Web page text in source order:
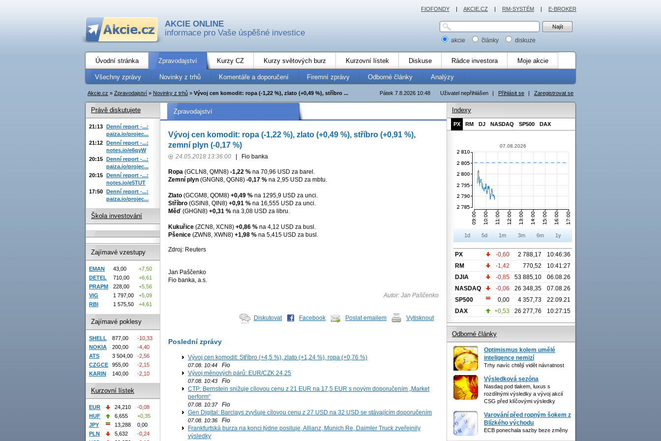
AKCIE ONLINE
informace pro Vaše úspěšné investice
akcie články diskuze
Úvodní stránka Zpravodajství Kurzy CZ Kurzy světových burz Kurzovní lístek Diskuse Rádce investora Moje akcie
Všechny zprávy Novinky z trhů Komentáře a doporučení Firemní zprávy Odborné články Analýzy
Uživatel nepřihlášen | Přihlásit se | Zaregistrovat se
Pátek 7.8.2026 10:48
Akcie.cz » Zpravodajství » Novinky z trhů » Vývoj cen komodit: ropa (-1,22 %), zlato (+0,49 %), stříbro ...
Zpravodajství
Vývoj cen komodit: ropa (-1,22 %), zlato (+0,49 %), stříbro (+0,91 %),
zemní plyn (-0,17 %)
24.05.2018 13:36:00 Fio banka
Ropa (GCLN8, QMN8) -1,22 % na 70,96 USD za barel.
Zemní plyn (GNGN8, QGN8) -0,17 % na 2,95 USD za mbtu.
Zlato (GCGM8, QOM8) +0,49 % na 1295,9 USD za unci.
Stříbro (GSIN8, QIN8) +0,91 % na 16,555 USD za unci.
Měď (GHGN8) +0,31 % na 3,08 USD za libru.
Kukuřice (ZCN8, XCN8) +0,86 % na 4,12 USD za busl.
Pšenice (ZWN8, XWN8) +1,98 % na 5,415 USD za busl.
Zdroj: Reuters
Jan Paščenko
Fio banka, a.s.
Autor: Jan Paščenko
Diskutovat Facebook Poslat emailem Vytisknout
Poslední zprávy
Vývoj cen komodit: Stříbro (+4,5 %), zlato (+1,24 %), ropa (+0,76 %)
07.08. 10:44 Fio
Vývoj měnových párů: EUR/CZK 24,25
07.08. 10:43 Fio
CTP: Bernstein snižuje cílovou cenu z 21 EUR na 17,5 EUR s novým doporučením „Market
perform“
07.08. 10:37Fio
Gen Digital: Barclays zvyšuje cílovou cenu z 27 USD na 32 USD se stávajícím doporučením
07.08. 10:36 Fio
Frankfurtská burza na konci týdne posiluje, Allianz, Munich Re, Daimler Truck zveřejnily
výsledky
Právě diskutujete
21:13 Denní report -...:
paiza.io/projec...
21:12 Denní report -...:
notes.io/e6qyW
20:15 Denní report -...:
paiza.io/projec...
20:15 Denní report -...:
notes.io/e5TUT
17:50 Denní report -...:
paiza.io/projec...
Škola investování
Zajímavé vzestupy
EMAN 43,00
+7,50
DETEL
710,00
+6,61
PRAPM
228,00
+5,56
VIG
1 797,00
+5,09
RBI
1 575,50 +4,61
Zajímavé poklesy
SHELL 877,00
-10,33
NOKIA
200,00
-4,40
ATS
3 504,00
-2,56
CZGCE
955,00
-2,15
KARIN
140,00 -2,10
Kurzovní lístek
EUR 24,210
-0,08
HUF
6,655
+0,35
JPY
13,288
0,00
PLN
5,632
-0,24
Indexy
PX RM DJ NASDAQ SP500 DAX
07.08.2026
1d 5d 1m 3m 6m 1y
PX -0,60 2 788,17
10:46:36
RM
-1,42 770,52
10:41:27
DJIA
-0,85 53 885,10
06.08.26
NASDAQ
-0,06 26 348,35
07.08.26
SP500
0,00 4 357,73
22.09.21
DAX
+0,53 26 277,76 10:27:15
Odborné články
Optimismus kolem umělé
inteligence nemizí
Trhy navíc chtějí vidět návratnost
Výsledková sezóna
Nasdaq pod tlakem, luxus s
rozdílnými výsledky a vývoj akcií
CSG před klíčovými výsledky
Varování před ropným šokem z
Blízkého východu
ECB ponechala sazby beze změny
FIOFONDY | AKCIE.CZ | RM-SYSTÉM | E-BROKER